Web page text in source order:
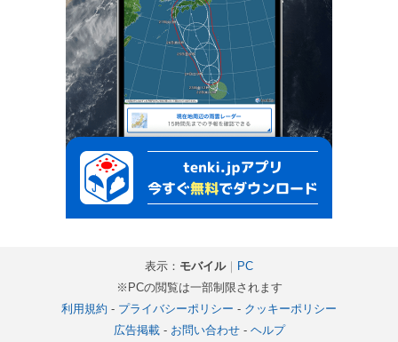
表示： モバイル｜ PC
※PCの閲覧は一部制限されます
利用規約 - プライバシーポリシー - クッキーポリシー
広告掲載- お問い合わせ- ヘルプ